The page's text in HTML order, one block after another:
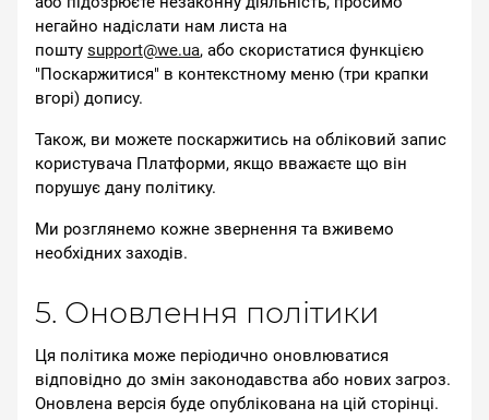
негайно надіслати нам листа на
пошту support@we.ua, або скористатися функцією
"Поскаржитися" в контекстному меню (три крапки
вгорі) допису.
Також, ви можете поскаржитись на обліковий запис
користувача Платформи, якщо вважаєте що він
порушує дану політику.
Ми розглянемо кожне звернення та вживемо
необхідних заходів.
5. Оновлення політики
Ця політика може періодично оновлюватися
відповідно до змін законодавства або нових загроз.
Оновлена версія буде опублікована на цій сторінці.